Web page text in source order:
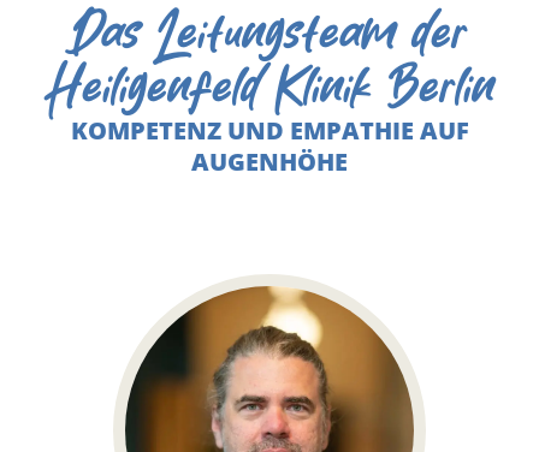
Das Leitungsteam der
Heiligenfeld Klinik Berlin
KOMPETENZ UND EMPATHIE AUF
AUGENHÖHE